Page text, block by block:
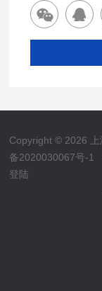
Copyright © 2026
备2020030067号-1
登陆